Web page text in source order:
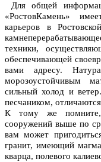
Для общей
«РостовКамень»
карьеров в
техники,
обеспечивающей
вами адресу.
морозоустойчивым
сильный холод и
песчаником,
К тому же помните,
сооружений выше по
вам может
гранит, имеющий
кварца, полевого